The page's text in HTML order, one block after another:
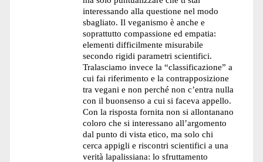
interessando alla questione nel modo
sbagliato. Il veganismo è anche e
soprattutto compassione ed empatia:
elementi difficilmente misurabile
secondo rigidi parametri scientifici.
Tralasciamo invece la “classificazione” a
cui fai riferimento e la contrapposizione
tra vegani e non perché non c’entra nulla
con il buonsenso a cui si faceva appello.
Con la risposta fornita non si allontanano
coloro che si interessano all’argomento
dal punto di vista etico, ma solo chi
cerca appigli e riscontri scientifici a una
verità lapalissiana: lo sfruttamento